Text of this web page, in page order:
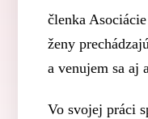
členka
ženy
a venujem sa aj
Vo svojej práci